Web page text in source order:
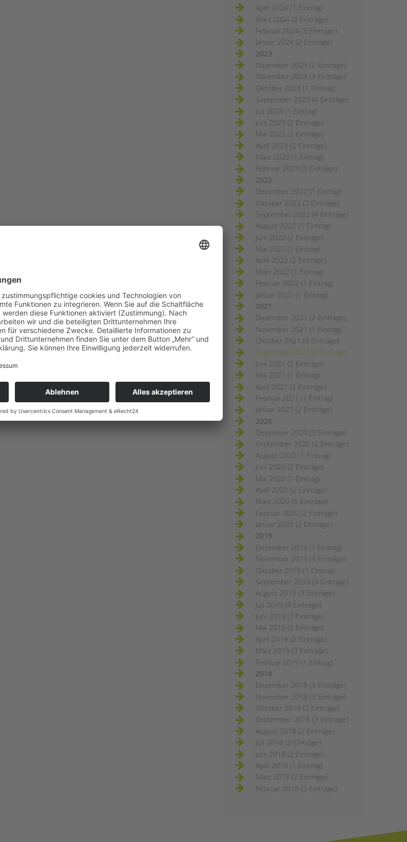
April 2024 (1 Eintrag)
März 2024 (2 Einträge)
Februar 2024 (3 Einträge)
Januar 2024 (2 Einträge)
2023
Dezember 2023 (2 Einträge)
November 2023 (4 Einträge)
Oktober 2023 (1 Eintrag)
September 2023 (4 Einträge)
Juli 2023 (1 Eintrag)
Juni 2023 (2 Einträge)
Mai 2023 (2 Einträge)
April 2023 (2 Einträge)
März 2023 (1 Eintrag)
Februar 2023 (3 Einträge)
2022
Dezember 2022 (1 Eintrag)
Oktober 2022 (2 Einträge)
September 2022 (4 Einträge)
August 2022 (1 Eintrag)
Juni 2022 (2 Einträge)
Mai 2022 (1 Eintrag)
April 2022 (2 Einträge)
März 2022 (1 Eintrag)
Februar 2022 (1 Eintrag)
Januar 2022 (1 Eintrag)
2021
Dezember 2021 (2 Einträge)
November 2021 (1 Eintrag)
Oktober 2021 (3 Einträge)
September 2021 (2 Einträge)
Juni 2021 (2 Einträge)
Mai 2021 (1 Eintrag)
April 2021 (2 Einträge)
Februar 2021 (1 Eintrag)
Januar 2021 (2 Einträge)
2020
Dezember 2020 (3 Einträge)
September 2020 (2 Einträge)
August 2020 (1 Eintrag)
Juni 2020 (2 Einträge)
Mai 2020 (1 Eintrag)
April 2020 (2 Einträge)
März 2020 (6 Einträge)
Februar 2020 (2 Einträge)
Januar 2020 (2 Einträge)
2019
Dezember 2019 (1 Eintrag)
November 2019 (4 Einträge)
Oktober 2019 (1 Eintrag)
September 2019 (3 Einträge)
August 2019 (3 Einträge)
Juli 2019 (4 Einträge)
Juni 2019 (3 Einträge)
Mai 2019 (3 Einträge)
April 2019 (2 Einträge)
März 2019 (3 Einträge)
Februar 2019 (1 Eintrag)
2018
Dezember 2018 (3 Einträge)
November 2018 (3 Einträge)
Oktober 2018 (2 Einträge)
September 2018 (3 Einträge)
August 2018 (2 Einträge)
Juli 2018 (2 Einträge)
Juni 2018 (2 Einträge)
April 2018 (1 Eintrag)
März 2018 (2 Einträge)
Februar 2018 (2 Einträge)